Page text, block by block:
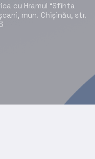
cu Hramul “Sfînta
mun. Chișinău, str.